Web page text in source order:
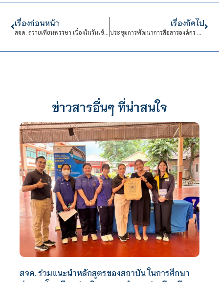
เรื่องก่อนหน้า
สจด. ถวายเทียนพรรษา เนื่องในวันเข้าพรรษา ณ อุโบสถ วัดเบญจมบพิตรดุสิตวนาราม ราชวรวิหาร
เรื่องถัดไป
ประชุมการพัฒนาการสื่อสารองค์กร สถาบันเทคโนโลยีจิตรลดา ครั้งที่ 2/2563
ข่าวสารอื่นๆ ที่น่าสนใจ
สจด. ร่วมแนะนำหลักสูตรของสถาบัน ในการศึกษา